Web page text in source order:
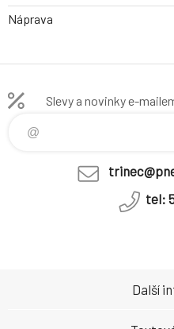
Náprava
Slevy a novinky e-
tel:
Další